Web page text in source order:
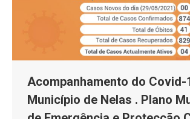
Acompanhamento do Covid-
Município de Nelas . Plano